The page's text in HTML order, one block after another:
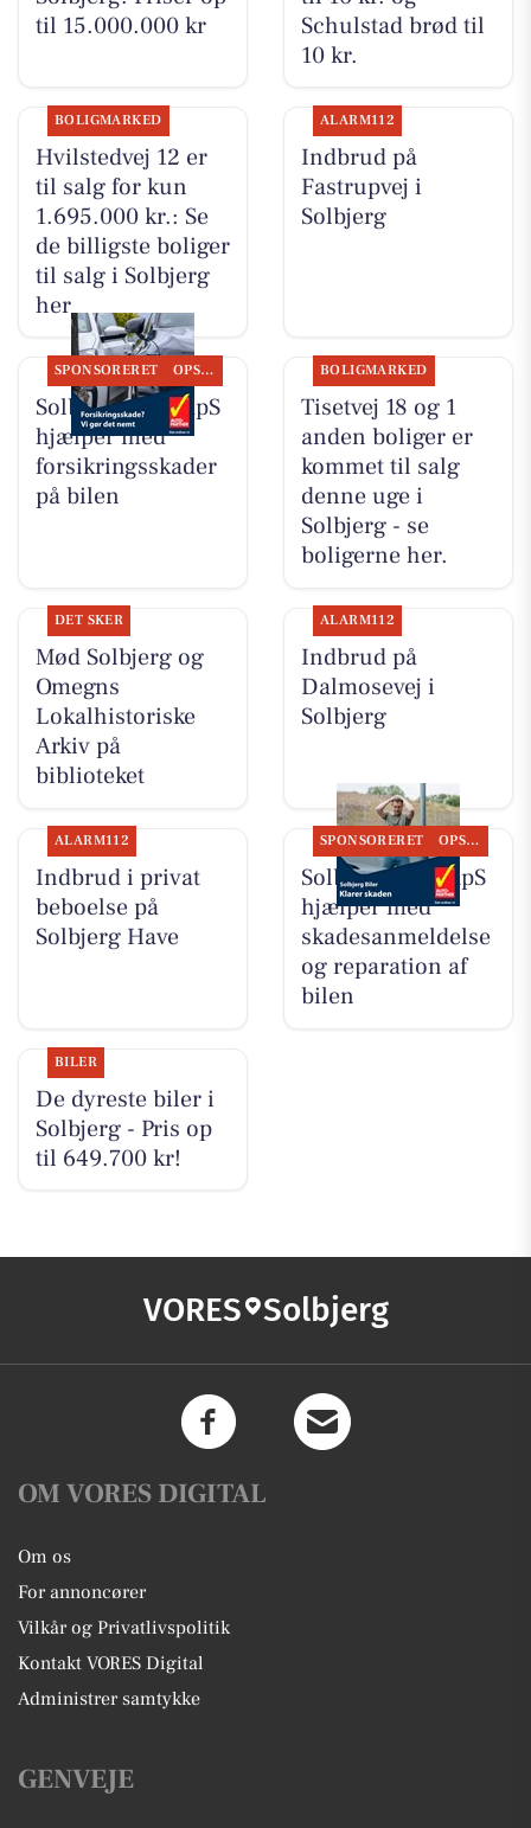
til 15.000.000 kr
Schulstad brød til
10 kr.
BOLIGMARKED
Hvilstedvej 12 er
til salg for kun
1.695.000 kr.: Se
de billigste boliger
til salg i Solbjerg
her
ALARM112
Indbrud på
Fastrupvej i
Solbjerg
SPONSORERET OPSLAGSTAVLEN
Solbjerg Biler ApS
hjælper med
forsikringsskader
på bilen
BOLIGMARKED
Tisetvej 18 og 1
anden boliger er
kommet til salg
denne uge i
Solbjerg - se
boligerne her.
DET SKER
Mød Solbjerg og
Omegns
Lokalhistoriske
Arkiv på
biblioteket
ALARM112
Indbrud på
Dalmosevej i
Solbjerg
ALARM112
Indbrud i privat
beboelse på
Solbjerg Have
SPONSORERET OPSLAGSTAVLEN
Solbjerg Biler ApS
hjælper med
skadesanmeldelse
og reparation af
bilen
BILER
De dyreste biler i
Solbjerg - Pris op
til 649.700 kr!
VORES Solbjerg
OM VORES DIGITAL
Om os
For annoncører
Vilkår og Privatlivspolitik
Kontakt VORES Digital
Administrer samtykke
GENVEJE